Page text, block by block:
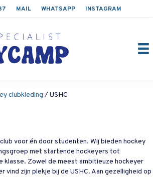
MAIL WHATSAPP INSTAGRAM
clubkleding / USHC
voor én door studenten. Wij bieden hockey
met startende hockeyers tot
klasse. Zowel de meest ambitieuze hockeyer
vind zijn plekje bij de USHC. Aan gezelligheid op